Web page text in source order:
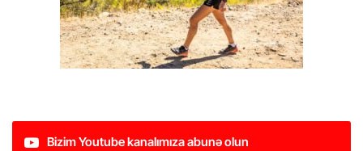
Bizim Youtube kanalımıza abunə olun